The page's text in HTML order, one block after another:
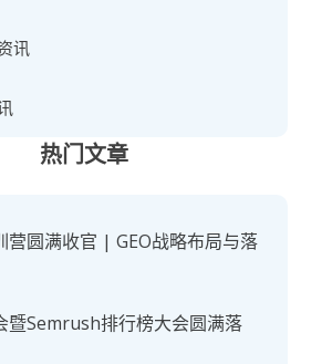
讯
热门文章
营圆满收官 | GEO战略布局与落
暨Semrush排行榜大会圆满落